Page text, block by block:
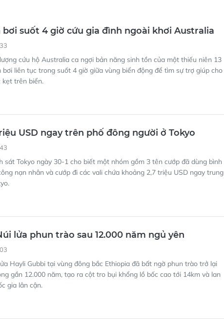
bơi suốt 4 giờ cứu gia đình ngoài khơi Australia
cứu hộ Australia ca ngợi bản năng sinh tồn của một thiếu niên 13
bơi liên tục trong suốt 4 giờ giữa vùng biển động để tìm sự trợ giúp cho
kẹt trên biển.
USD ngay trên phố đông người ở Tokyo
sát Tokyo ngày 30-1 cho biết một nhóm gồm 3 tên cướp đã dùng bình
nạn nhân và cướp đi các vali chứa khoảng 2,7 triệu USD ngay trung
lửa phun trào sau 12.000 năm ngủ yên
Hayli Gubbi tại vùng đông bắc Ethiopia đã bất ngờ phun trào trở lại
gần 12.000 năm, tạo ra cột tro bụi khổng lồ bốc cao tới 14km và lan
gia lân cận.